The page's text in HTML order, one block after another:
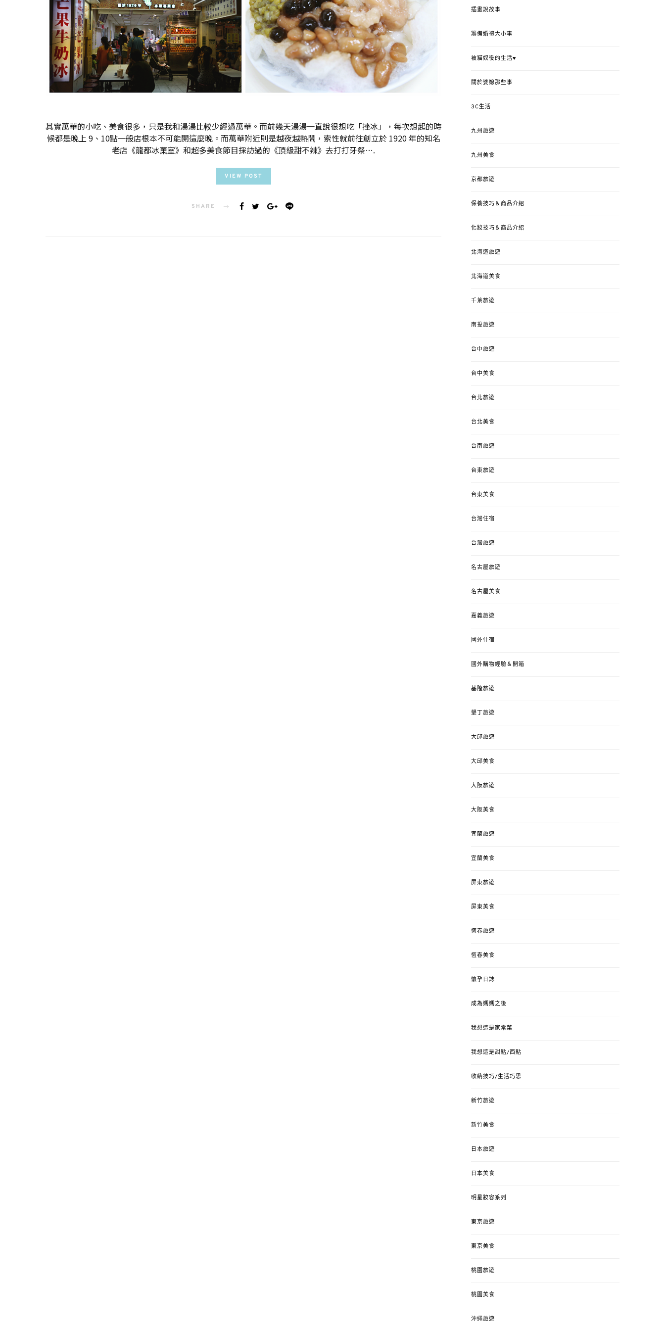
其實萬華的小吃、美食很多，只是我和湯湯比較少經過萬華。而前幾天湯湯一直說很想吃「挫冰」，每次想起的時
候都是晚上 9、10點一般店根本不可能開這麼晚。而萬華附近則是越夜越熱鬧，索性就前往創立於 1920 年的知名
老店《龍都冰菓室》和超多美食節目採訪過的《頂級甜不辣》去打打牙祭….
VIEW POST
SHARE
插畫說故事
籌備婚禮大小事
被貓奴役的生活♥
關於婆媳那些事
3C生活
九州旅遊
九州美食
京都旅遊
保養技巧＆商品介紹
化妝技巧＆商品介紹
北海道旅遊
北海道美食
千葉旅遊
南投旅遊
台中旅遊
台中美食
台北旅遊
台北美食
台南旅遊
台東旅遊
台東美食
台灣住宿
台灣旅遊
名古屋旅遊
名古屋美食
嘉義旅遊
國外住宿
國外購物經驗＆開箱
基隆旅遊
墾丁旅遊
大邱旅遊
大邱美食
大阪旅遊
大阪美食
宜蘭旅遊
宜蘭美食
屏東旅遊
屏東美食
恆春旅遊
恆春美食
懷孕日誌
成為媽媽之後
我想這是家常菜
我想這是甜點/西點
收納技巧/生活巧思
新竹旅遊
新竹美食
日本旅遊
日本美食
明星妝容系列
東京旅遊
東京美食
桃園旅遊
桃園美食
沖繩旅遊